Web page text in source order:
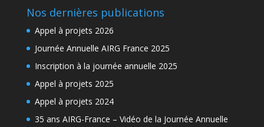
Nos dernières publications
Appel à projets 2026
Journée Annuelle AIRG France 2025
Inscription à la journée annuelle 2025
Appel à projets 2025
Appel à projets 2024
35 ans AIRG-France – Vidéo de la Journée Annuelle